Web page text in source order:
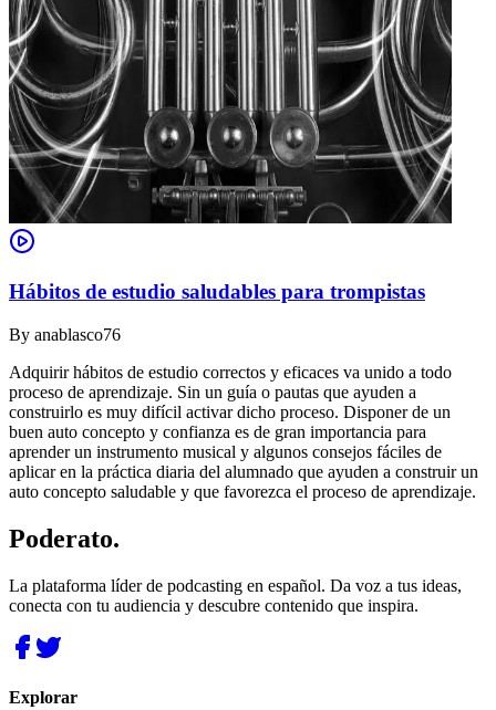
Hábitos de estudio saludables para trompistas
By anablasco76
Adquirir hábitos de estudio correctos y eficaces va unido a todo
proceso de aprendizaje. Sin un guía o pautas que ayuden a
construirlo es muy difícil activar dicho proceso. Disponer de un
buen auto concepto y confianza es de gran importancia para
aprender un instrumento musical y algunos consejos fáciles de
aplicar en la práctica diaria del alumnado que ayuden a construir un
auto concepto saludable y que favorezca el proceso de aprendizaje.
Poderato.
La plataforma líder de podcasting en español. Da voz a tus ideas,
conecta con tu audiencia y descubre contenido que inspira.
Explorar